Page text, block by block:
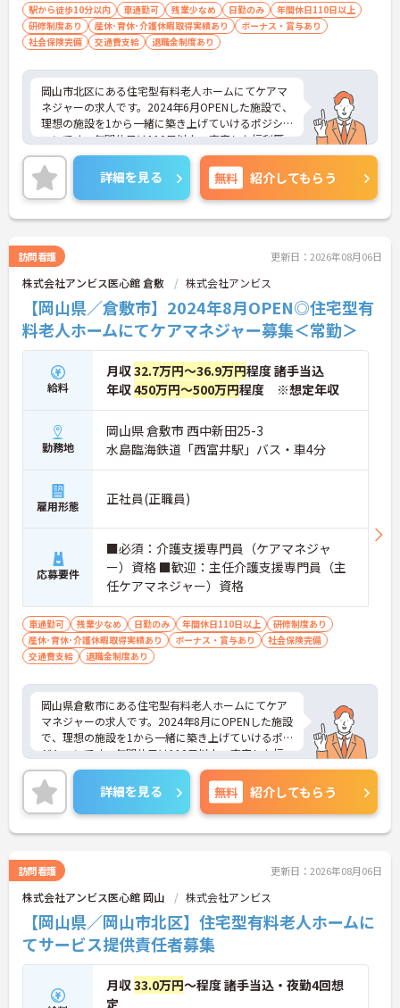
＜評価制度でキャリアアップ＞
・介護福祉士や初任者研修などの資格や実務経験、
夜勤回数がしっかりと給与に反映されるためモチベ
・年次を問わずリーダーや主任などのマネジメント
職へ昇格する事例も多数あり、腰を据えて長期的な
キャリア形成が可能です
駅から徒歩10分以内 車通勤可 残業少なめ 日勤のみ
年間休日110日以上
研修制度あり
産休･育休･介護休暇取得実績あり
ボーナス・賞与あり
社会保険完備
交通費支給 退職金制度あり
岡山市北区にある住宅型有料老人ホームにてケアマ
ネジャーの求人です。2024年6月OPENした施設で、
理想の施設を1から一緒に築き上げていけるポジシ
ョンです。年間休日は110日以上、充実した福利厚
生も魅力です。
ご興味のある方には、面接対策ポイントなど、さら
に詳細をお話しいたしますのでお気軽にご相談くだ
さい！
詳細を見る 無料 紹介してもらう
訪問看護 更新日：2026年08月06日
株式会社アンビス医心館 倉敷 株式会社アンビス
【岡山県／倉敷市】2024年8月OPEN◎住宅型有
料老人ホームにてケアマネジャー募集＜常勤＞
給料
月収32.7万円～36.9万円程度 諸手当込
年収450万円～500万円程度 ※想定年収
勤務地
岡山県 倉敷市 西中新田25-3
水島臨海鉄道「西富井駅」バス・車4分
雇用形態 正社員(正職員)
応募要件
■必須：介護支援専門員（ケアマネジャ
ー）資格 ■歓迎：主任介護支援専門員（主
任ケアマネジャー）資格
車通勤可 残業少なめ 日勤のみ 年間休日110日以上
研修制度あり
産休･育休･介護休暇取得実績あり
ボーナス・賞与あり
社会保険完備
交通費支給
退職金制度あり
岡山県倉敷市にある住宅型有料老人ホームにてケア
マネジャーの求人です。2024年8月にOPENした施設
で、理想の施設を1から一緒に築き上げていけるポ
ジションです。年間休日は110日以上、充実した福
利厚生も魅力です。
ご興味のある方には、面接対策ポイントなど、さら
に詳細をお話しいたしますのでお気軽にご相談くだ
さい！
詳細を見る 無料 紹介してもらう
訪問看護 更新日：2026年08月06日
株式会社アンビス医心館 岡山 株式会社アンビス
【岡山県／岡山市北区】住宅型有料老人ホームに
てサービス提供責任者募集
月収33.0万円～程度 諸手当込・夜勤4回想
定